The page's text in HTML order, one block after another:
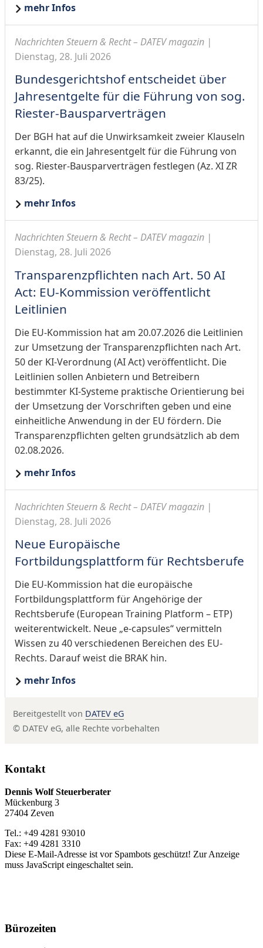
mehr Infos
Nachrichten Steuern & Recht – DATEV magazin |
Dienstag, 28. Juli 2026
Bundesgerichtshof entscheidet über
Jahresentgelte für die Führung von sog.
Riester-Bausparverträgen
Der BGH hat auf die Unwirksamkeit zweier Klauseln
erkannt, die ein Jahresentgelt für die Führung von
sog. Riester-Bausparverträgen festlegen (Az. XI ZR
83/25).
mehr Infos
Nachrichten Steuern & Recht – DATEV magazin |
Dienstag, 28. Juli 2026
Transparenzpflichten nach Art. 50 AI
Act: EU-Kommission veröffentlicht
Leitlinien
Die EU-Kommission hat am 20.07.2026 die Leitlinien
zur Umsetzung der Transparenzpflichten nach Art.
50 der KI-Verordnung (AI Act) veröffentlicht. Die
Leitlinien sollen Anbietern und Betreibern
bestimmter KI-Systeme praktische Orientierung bei
der Umsetzung der Vorschriften geben und eine
einheitliche Anwendung in der EU fördern. Die
Transparenzpflichten gelten grundsätzlich ab dem
02.08.2026.
mehr Infos
Nachrichten Steuern & Recht – DATEV magazin |
Dienstag, 28. Juli 2026
Neue Europäische
Fortbildungsplattform für Rechtsberufe
Die EU-Kommission hat die europäische
Fortbildungsplattform für Angehörige der
Rechtsberufe (European Training Platform – ETP)
weiterentwickelt. Neue „e-capsules“ vermitteln
Wissen zu 40 verschiedenen Bereichen des EU-
Rechts. Darauf weist die BRAK hin.
mehr Infos
Bereitgestellt von DATEV eG
© DATEV eG, alle Rechte vorbehalten
Kontakt
Dennis Wolf Steuerberater
Mückenburg 3
27404 Zeven
Tel.: +49 4281 93010
Fax: +49 4281 3310
Diese E-Mail-Adresse ist vor Spambots geschützt! Zur Anzeige
muss JavaScript eingeschaltet sein.
Bürozeiten